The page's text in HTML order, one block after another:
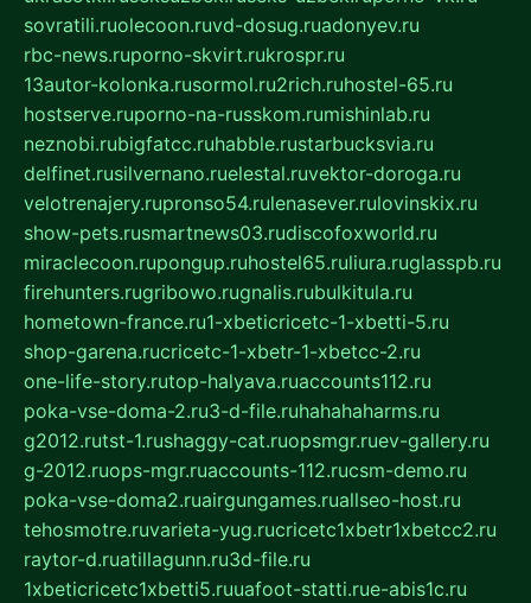
sovratili.ruolecoon.ruvd-dosug.ruadonyev.ru
rbc-news.ruporno-skvirt.rukrospr.ru
13autor-kolonka.rusormol.ru2rich.ruhostel-65.ru
hostserve.ruporno-na-russkom.rumishinlab.ru
neznobi.rubigfatcc.ruhabble.rustarbucksvia.ru
delfinet.rusilvernano.ruelestal.ruvektor-doroga.ru
velotrenajery.rupronso54.rulenasever.rulovinskix.ru
show-pets.rusmartnews03.rudiscofoxworld.ru
miraclecoon.rupongup.ruhostel65.ruliura.ruglasspb.ru
firehunters.rugribowo.rugnalis.rubulkitula.ru
hometown-france.ru1-xbeticricetc-1-xbetti-5.ru
shop-garena.rucricetc-1-xbetr-1-xbetcc-2.ru
one-life-story.rutop-halyava.ruaccounts112.ru
poka-vse-doma-2.ru3-d-file.ruhahahaharms.ru
g2012.rutst-1.rushaggy-cat.ruopsmgr.ruev-gallery.ru
g-2012.ruops-mgr.ruaccounts-112.rucsm-demo.ru
poka-vse-doma2.ruairgungames.ruallseo-host.ru
tehosmotre.ruvarieta-yug.rucricetc1xbetr1xbetcc2.ru
raytor-d.ruatillagunn.ru3d-file.ru
1xbeticricetc1xbetti5.ruuafoot-statti.rue-abis1c.ru